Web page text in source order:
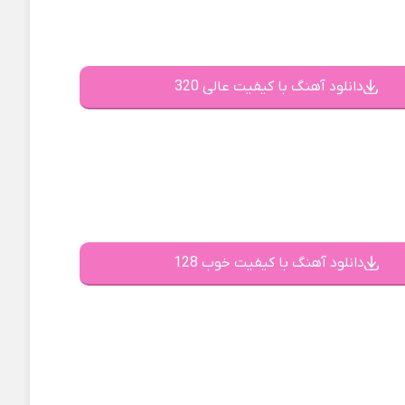
دانلود آهنگ با کیفیت عالی 320
دانلود آهنگ با کیفیت خوب 128